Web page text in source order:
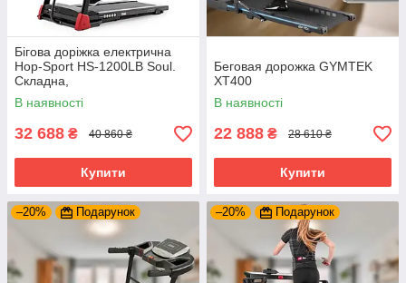
Бігова доріжка електрична
Hop-Sport HS-1200LB Soul.
Складна,
багатофункціональна для
дому або спортузла
В наявності
32 688 ₴ 40 860 ₴
Купити
Беговая дорожка GYMTEK
XT400
В наявності
22 888 ₴ 28 610 ₴
Купити
–20% Подарунок –20% Подарунок